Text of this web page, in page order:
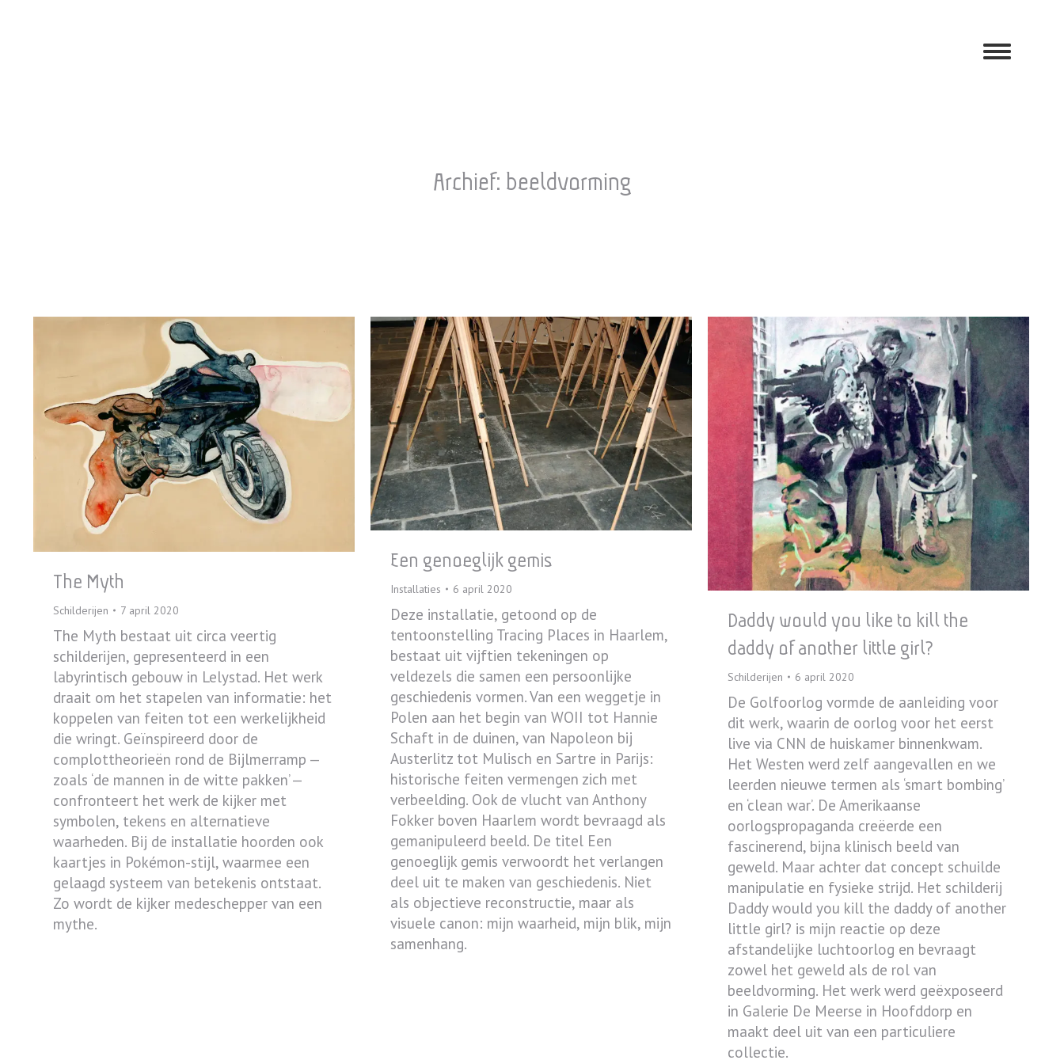
Archief: beeldvorming
The Myth
Schilderijen 7 april 2020
The Myth bestaat uit circa veertig
schilderijen, gepresenteerd in een
labyrintisch gebouw in Lelystad. Het werk
draait om het stapelen van informatie: het
koppelen van feiten tot een werkelijkheid
die wringt. Geïnspireerd door de
complottheorieën rond de Bijlmerramp —
zoals ‘de mannen in de witte pakken’ —
confronteert het werk de kijker met
symbolen, tekens en alternatieve
waarheden. Bij de installatie hoorden ook
kaartjes in Pokémon-stijl, waarmee een
gelaagd systeem van betekenis ontstaat.
Zo wordt de kijker medeschepper van een
mythe.
Een genoeglijk gemis
Installaties 6 april 2020
Deze installatie, getoond op de
tentoonstelling Tracing Places in Haarlem,
bestaat uit vijftien tekeningen op
veldezels die samen een persoonlijke
geschiedenis vormen. Van een weggetje in
Polen aan het begin van WOII tot Hannie
Schaft in de duinen, van Napoleon bij
Austerlitz tot Mulisch en Sartre in Parijs:
historische feiten vermengen zich met
verbeelding. Ook de vlucht van Anthony
Fokker boven Haarlem wordt bevraagd als
gemanipuleerd beeld. De titel Een
genoeglijk gemis verwoordt het verlangen
deel uit te maken van geschiedenis. Niet
als objectieve reconstructie, maar als
visuele canon: mijn waarheid, mijn blik, mijn
samenhang.
Daddy would you like to kill the
daddy of another little girl?
Schilderijen 6 april 2020
De Golfoorlog vormde de aanleiding voor
dit werk, waarin de oorlog voor het eerst
live via CNN de huiskamer binnenkwam.
Het Westen werd zelf aangevallen en we
leerden nieuwe termen als ‘smart bombing’
en ‘clean war’. De Amerikaanse
oorlogspropaganda creëerde een
fascinerend, bijna klinisch beeld van
geweld. Maar achter dat concept schuilde
manipulatie en fysieke strijd. Het schilderij
Daddy would you kill the daddy of another
little girl? is mijn reactie op deze
afstandelijke luchtoorlog en bevraagt
zowel het geweld als de rol van
beeldvorming. Het werk werd geëxposeerd
in Galerie De Meerse in Hoofddorp en
maakt deel uit van een particuliere
collectie.